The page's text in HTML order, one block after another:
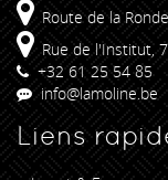
Route de la
Rue de l'Institut,
+32 61 25 54 85
info@lamoline.be
Liens